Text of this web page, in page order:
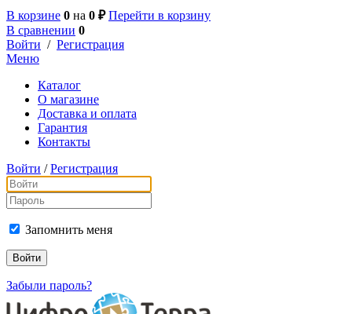
В корзине 0 на 0 ₽ Перейти в корзину
В сравнении 0
Войти / Регистрация
Меню
Каталог
О магазине
Доставка и оплата
Гарантия
Контакты
Войти / Регистрация
Запомнить меня
Забыли пароль?